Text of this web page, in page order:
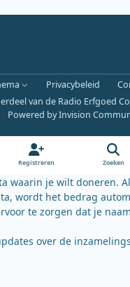
Privacybeleid
van de Radio Erfgoed
Powered byInvision
Registreren Zoeken
waarin je wilt doneren.
wordt het bedrag
te zorgen dat je
over de